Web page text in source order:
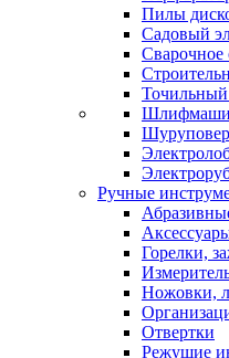
Пилы
Садовый
Сварочное
Ручные
Горелки,
Ножовки,
Отвертки
Режущие